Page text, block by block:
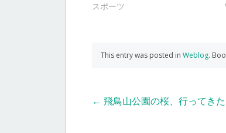
スポーツ
This entry was posted in Weblog.
Post
← 飛鳥山公園の桜、行ってきた